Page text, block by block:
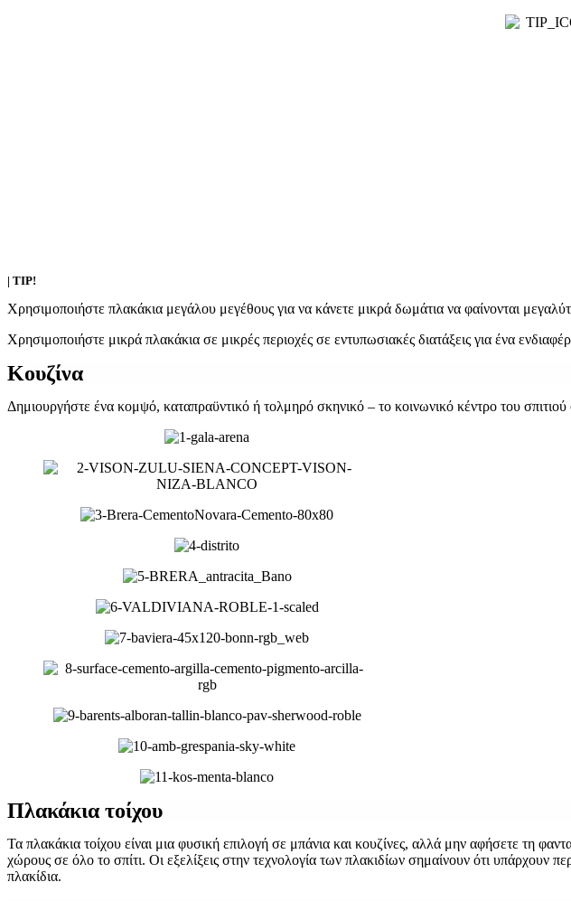
| TIP!
Χρησιμοποιήστε πλακάκια μεγάλου μεγέθους για να κάνετε μικρά δωμάτια να φαίνονται
Χρησιμοποιήστε μικρά πλακάκια σε μικρές περιοχές σε εντυπωσιακές διατάξεις για ένα
Κουζίνα
Δημιουργήστε ένα κομψό, καταπραϋντικό ή τολμηρό σκηνικό – το κοινωνικό κέντρο του
Πλακάκια τοίχου
Τα πλακάκια τοίχου είναι μια φυσική επιλογή σε μπάνια και κουζίνες, αλλά μην αφήσετε τη
χώρους σε όλο το σπίτι. Οι εξελίξεις στην τεχνολογία των πλακιδίων σημαίνουν ότι υπάρχουν
πλακίδια.